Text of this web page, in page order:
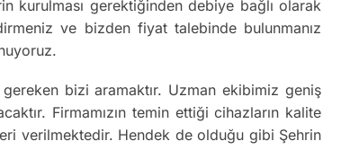
kurulması gerektiğinden debiye bağlı olarak
ve bizden fiyat talebinde bulunmanız
bizi aramaktır. Uzman ekibimiz geniş
Firmamızın temin ettiği cihazların kalite
verilmektedir. Hendek de olduğu gibi Şehrin